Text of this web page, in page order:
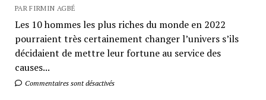
PAR FIRMIN AGBÉ
Les 10 hommes les plus riches du monde en 2022
pourraient très certainement changer l’univers s’ils
décidaient de mettre leur fortune au service des
causes...
Commentaires sont désactivés